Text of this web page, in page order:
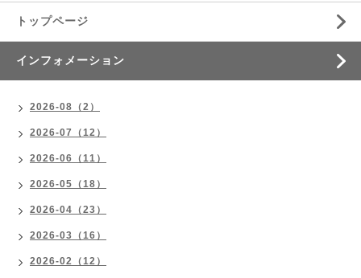
トップページ
インフォメーション
2026-08（2）
2026-07（12）
2026-06（11）
2026-05（18）
2026-04（23）
2026-03（16）
2026-02（12）